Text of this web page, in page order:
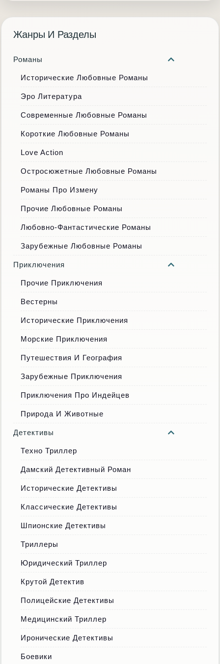
Жанры И Разделы
Романы
Исторические Любовные Романы
Эро Литература
Современные Любовные Романы
Короткие Любовные Романы
Love Action
Остросюжетные Любовные Романы
Романы Про Измену
Прочие Любовные Романы
Любовно-Фантастические Романы
Зарубежные Любовные Романы
Приключения
Прочие Приключения
Вестерны
Исторические Приключения
Морские Приключения
Путешествия И География
Зарубежные Приключения
Приключения Про Индейцев
Природа И Животные
Детективы
Техно Триллер
Дамский Детективный Роман
Исторические Детективы
Классические Детективы
Шпионские Детективы
Триллеры
Юридический Триллер
Крутой Детектив
Полицейские Детективы
Медицинский Триллер
Иронические Детективы
Боевики